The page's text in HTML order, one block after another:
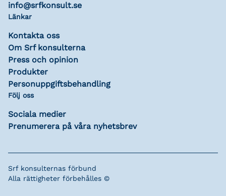
info@srfkonsult.se
Länkar
Kontakta oss
Om Srf konsulterna
Press och opinion
Produkter
Personuppgiftsbehandling
Följ oss
Sociala medier
Prenumerera på våra nyhetsbrev
Srf konsulternas förbund
Alla rättigheter förbehålles ©